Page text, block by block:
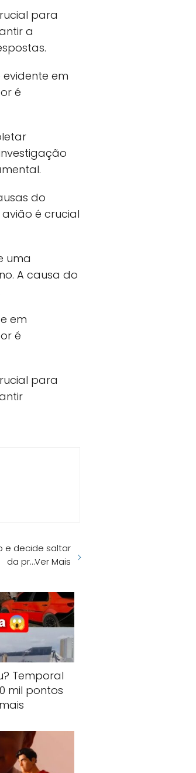
para
a
em
é
do
é crucial
uma
A causa do
em
é
para
e decide saltar
da pr…Ver Mais
Temporal
mil pontos